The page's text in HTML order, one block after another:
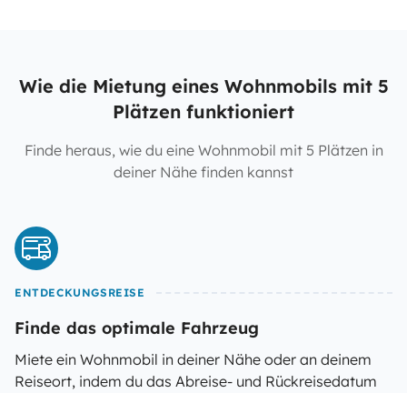
Wie die Mietung eines Wohnmobils mit 5
Plätzen funktioniert
Finde heraus, wie du eine Wohnmobil mit 5 Plätzen in
deiner Nähe finden kannst
ENTDECKUNGSREISE
Finde das optimale Fahrzeug
Miete ein Wohnmobil in deiner Nähe oder an deinem
Reiseort, indem du das Abreise- und Rückreisedatum